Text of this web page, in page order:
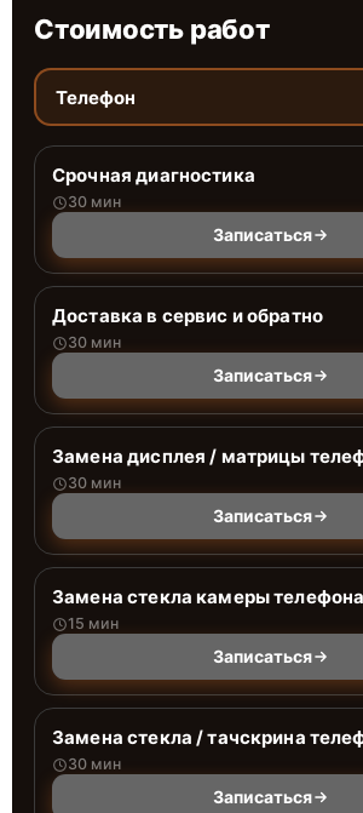
Стоимость работ
Телефон
Срочная диагностика
30 мин
Записаться
Доставка в сервис и обратно
30 мин
Записаться
Замена дисплея / матрицы
30 мин
Записаться
Замена стекла камеры телефона
15 мин
Записаться
Замена стекла / тачскрина
30 мин
Записаться